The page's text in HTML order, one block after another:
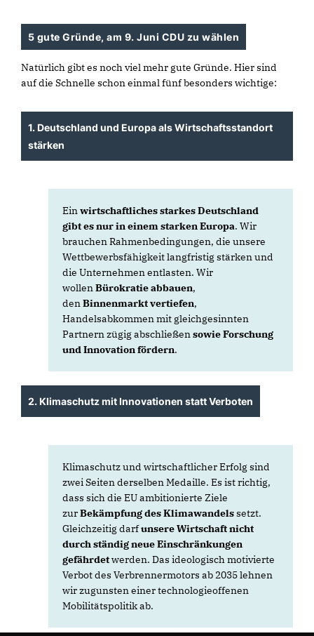
5 gute Gründe, am 9. Juni CDU zu wählen
Natürlich gibt es noch viel mehr gute Gründe. Hier sind
auf die Schnelle schon einmal fünf besonders wichtige:
1. Deutschland und Europa als Wirtschaftsstandort
stärken
Einwirtschaftliches starkes Deutschland
gibt es nur in einem starken Europa. Wir
brauchen Rahmenbedingungen, die unsere
Wettbewerbsfähigkeit langfristig stärken und
die Unternehmen entlasten. Wir
wollenBürokratie abbauen,
denBinnenmarkt vertiefen,
Handelsabkommen mit gleichgesinnten
Partnern zügig abschließensowie Forschung
und Innovation fördern.
2. Klimaschutz mit Innovationen statt Verboten
Klimaschutz und wirtschaftlicher Erfolg sind
zwei Seiten derselben Medaille. Es ist richtig,
dass sich die EU ambitionierte Ziele
zurBekämpfung des Klimawandelssetzt.
Gleichzeitig darfunsere Wirtschaft nicht
durch ständig neue Einschränkungen
gefährdetwerden. Das ideologisch motivierte
Verbot des Verbrennermotors ab 2035 lehnen
wir zugunsten einer technologieoffenen
Mobilitätspolitik ab.